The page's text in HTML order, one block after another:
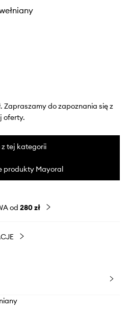
Zapraszamy do zapoznania się z
oferty.
z tej kategorii
produkty Mayoral
od 280 zł